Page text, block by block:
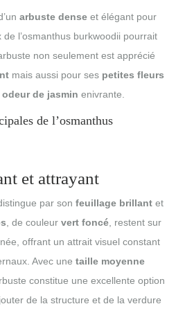
arbuste dense et élégant pour
l’osmanthus burkwoodii pourrait
non seulement est apprécié
mais aussi pour ses petites fleurs
odeur de jasmin enivrante.
de l’osmanthus
et attrayant
par son feuillage brillant et
, de couleur vert foncé , restent sur
offrant un attrait visuel constant
Avec une taille moyenne
constitue une excellente option
de la structure et de la verdure